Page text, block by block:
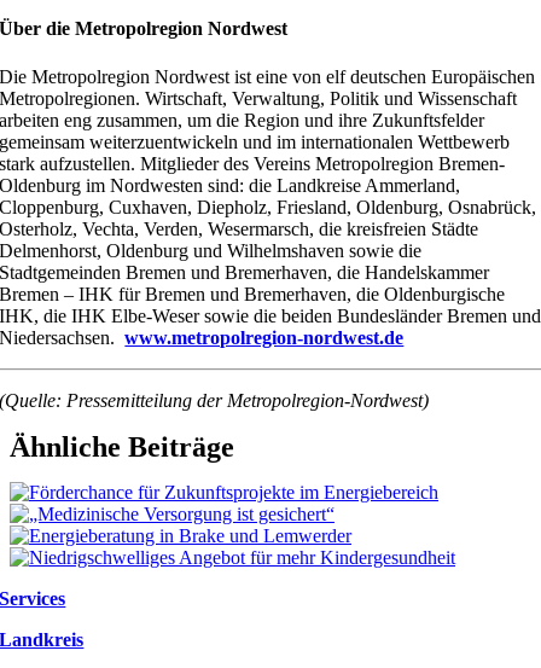
Über die Metropolregion Nordwest
Die Metropolregion Nordwest ist eine von elf deutschen Europäischen
Metropolregionen. Wirtschaft, Verwaltung, Politik und Wissenschaft
arbeiten eng zusammen, um die Region und ihre Zukunftsfelder
gemeinsam weiterzuentwickeln und im internationalen Wettbewerb
stark aufzustellen. Mitglieder des Vereins Metropolregion Bremen-
Oldenburg im Nordwesten sind: die Landkreise Ammerland,
Cloppenburg, Cuxhaven, Diepholz, Friesland, Oldenburg, Osnabrück,
Osterholz, Vechta, Verden, Wesermarsch, die kreisfreien Städte
Delmenhorst, Oldenburg und Wilhelmshaven sowie die
Stadtgemeinden Bremen und Bremerhaven, die Handelskammer
Bremen – IHK für Bremen und Bremerhaven, die Oldenburgische
IHK, die IHK Elbe-Weser sowie die beiden Bundesländer Bremen und
Niedersachsen.www.metropolregion-nordwest.de
(Quelle: Pressemitteilung der Metropolregion-Nordwest)
Ähnliche Beiträge
Services
Landkreis